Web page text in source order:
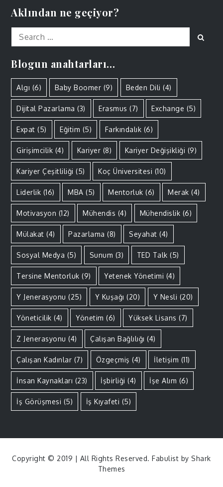
Aklından ne geçiyor?
Search
for:
Blogun anahtarları…
Algı (6) Baby Boomer (9) Beden Dili (4)
Dijital Pazarlama (3) Erasmus (7) Exchange (5)
Expat (5) Eğitim (5) Farkındalık (6)
Girişimcilik (4) Kariyer (8) Kariyer Değişikliği (9)
Kariyer Çeşitliliği (5) Koç Üniversitesi (10)
Liderlik (16) MBA (5) Mentorluk (6) Merak (4)
Motivasyon (12) Mühendis (4) Mühendislik (6)
Mülakat (4) Pazarlama (8) Seyahat (4)
Sosyal Medya (5) Sunum (3) TED Talk (5)
Tersine Mentorluk (9) Yetenek Yönetimi (4)
Y Jenerasyonu (25) Y Kuşağı (20) Y Nesli (20)
Yöneticilik (4) Yönetim (6) Yüksek Lisans (7)
Z Jenerasyonu (4) Çalışan Bağlılığı (4)
Çalışan Kadınlar (7) Özgeçmiş (4) İletişim (11)
İnsan Kaynakları (23) İşbirliği (4) İşe Alım (6)
İş Görüşmesi (5) İş Kıyafeti (5)
Copyright © 2019 | All Rights Reserved. Fabulist by Shark
Themes